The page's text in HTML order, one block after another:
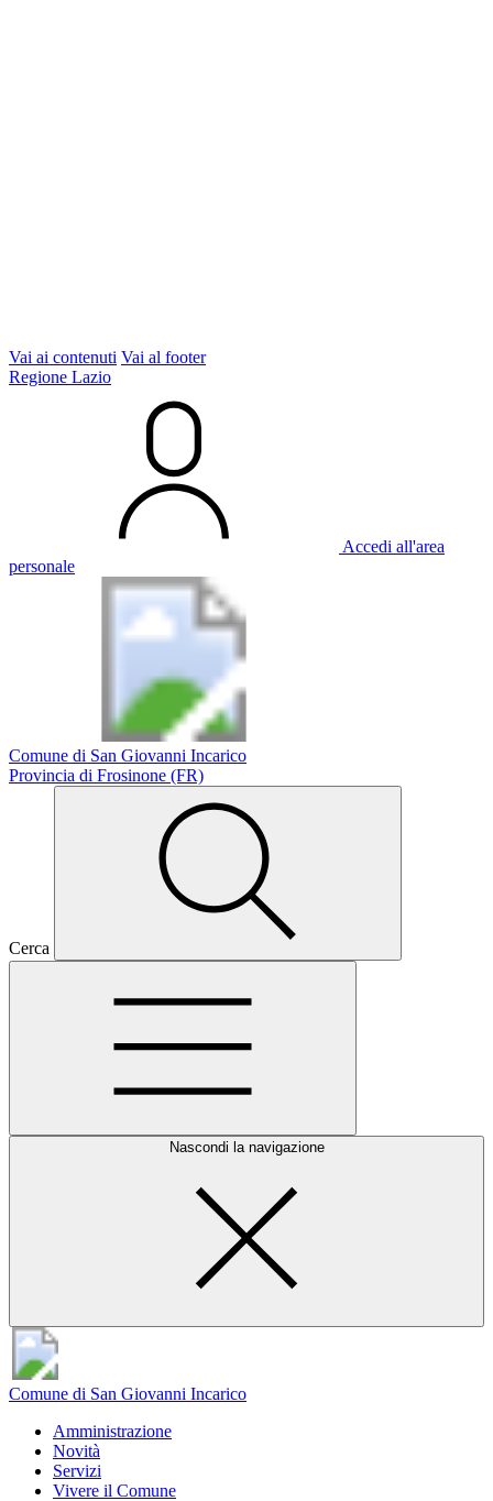
Vai ai contenuti Vai al footer
Regione Lazio
Accedi all'area
personale
Comune di San Giovanni Incarico
Provincia di Frosinone (FR)
Cerca
Nascondi la navigazione
Comune di San Giovanni Incarico
Amministrazione
Novità
Servizi
Vivere il Comune